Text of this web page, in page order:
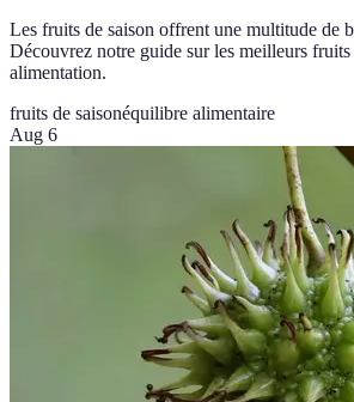
Les fruits de saison offrent une multitude de
Découvrez notre guide sur les meilleurs
alimentation.
fruits de saisonéquilibre alimentaire
Aug 6